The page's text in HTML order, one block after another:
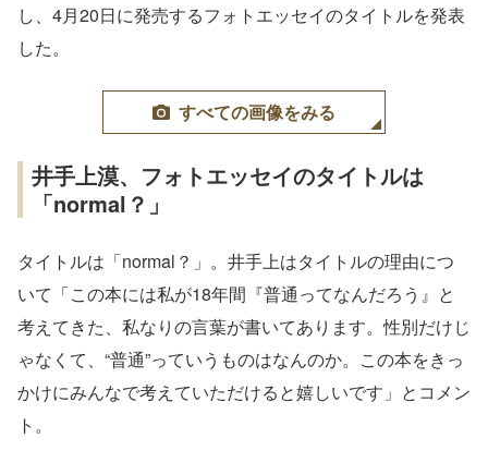
し、4月20日に発売するフォトエッセイのタイトルを発表
した。
すべての画像をみる
井手上漠、フォトエッセイのタイトルは
「normal？」
タイトルは「normal？」。井手上はタイトルの理由につ
いて「この本には私が18年間『普通ってなんだろう』と
考えてきた、私なりの言葉が書いてあります。性別だけじ
ゃなくて、“普通”っていうものはなんのか。この本をきっ
かけにみんなで考えていただけると嬉しいです」とコメン
ト。